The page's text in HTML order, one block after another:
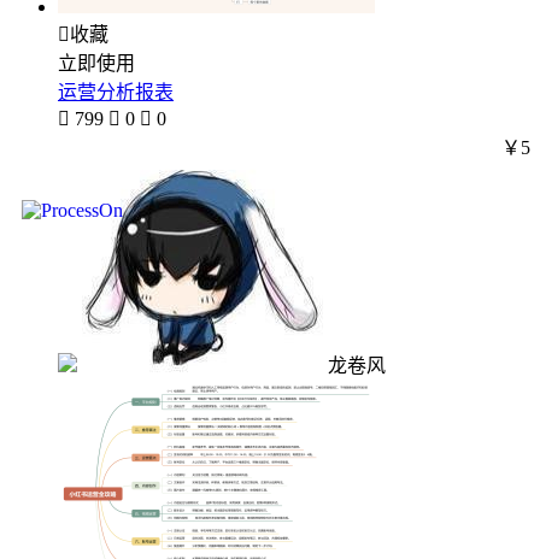
收藏
立即使用
运营分析报表
 799  0  0
龙卷风
￥5